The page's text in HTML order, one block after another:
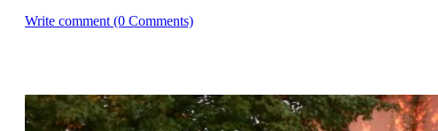
Write comment (0 Comments)